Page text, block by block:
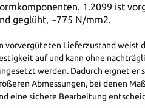
1.2099 ist
geglüht, ~775 N/mm2.
vorvergüteten Lieferzustand weist
auf und kann ohne
werden. Dadurch eignet er
Abmessungen, bei denen
eine sichere Bearbeitung